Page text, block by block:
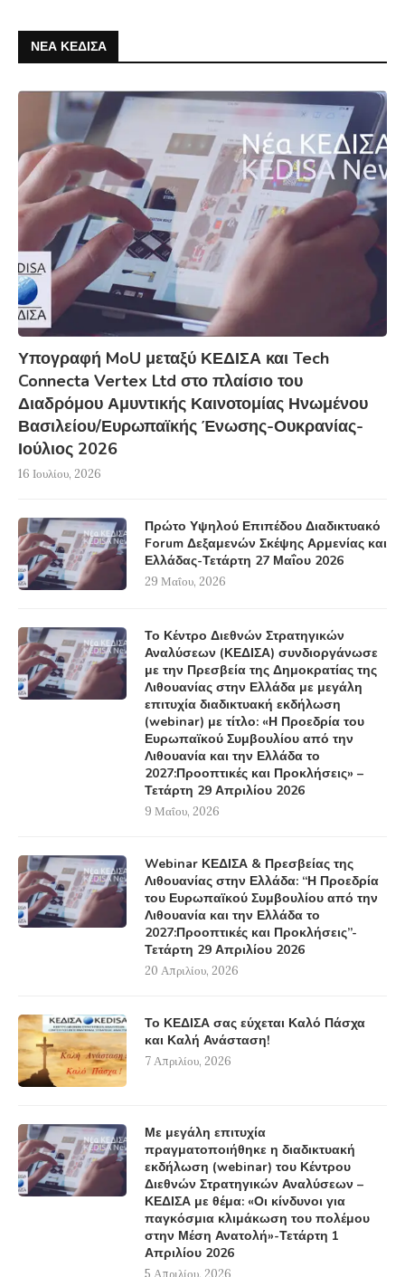
ΝΕΑ ΚΕΔΙΣΑ
Υπογραφή MoU μεταξύ ΚΕΔΙΣΑ και Tech
Connecta Vertex Ltd στο πλαίσιο του
Διαδρόμου Αμυντικής Καινοτομίας Ηνωμένου
Βασιλείου/Ευρωπαϊκής Ένωσης-Ουκρανίας-
Ιούλιος 2026
16 Ιουλίου, 2026
Πρώτο Υψηλού Επιπέδου Διαδικτυακό
Forum Δεξαμενών Σκέψης Αρμενίας και
Ελλάδας-Τετάρτη 27 Μαΐου 2026
29 Μαΐου, 2026
Το Κέντρο Διεθνών Στρατηγικών
Αναλύσεων (ΚΕΔΙΣΑ) συνδιοργάνωσε
με την Πρεσβεία της Δημοκρατίας της
Λιθουανίας στην Ελλάδα με μεγάλη
επιτυχία διαδικτυακή εκδήλωση
(webinar) με τίτλο: «Η Προεδρία του
Ευρωπαϊκού Συμβουλίου από την
Λιθουανία και την Ελλάδα το
2027:Προοπτικές και Προκλήσεις» –
Τετάρτη 29 Απριλίου 2026
9 Μαΐου, 2026
Webinar ΚΕΔΙΣΑ & Πρεσβείας της
Λιθουανίας στην Ελλάδα: “Η Προεδρία
του Ευρωπαϊκού Συμβουλίου από την
Λιθουανία και την Ελλάδα το
2027:Προοπτικές και Προκλήσεις”-
Τετάρτη 29 Απριλίου 2026
20 Απριλίου, 2026
Το ΚΕΔΙΣΑ σας εύχεται Καλό Πάσχα
και Καλή Ανάσταση!
7 Απριλίου, 2026
Με μεγάλη επιτυχία
πραγματοποιήθηκε η διαδικτυακή
εκδήλωση (webinar) του Κέντρου
Διεθνών Στρατηγικών Αναλύσεων –
ΚΕΔΙΣΑ με θέμα: «Οι κίνδυνοι για
παγκόσμια κλιμάκωση του πολέμου
στην Μέση Ανατολή»-Τετάρτη 1
Απριλίου 2026
5 Απριλίου, 2026